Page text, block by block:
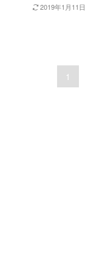
2019年1月11日
1